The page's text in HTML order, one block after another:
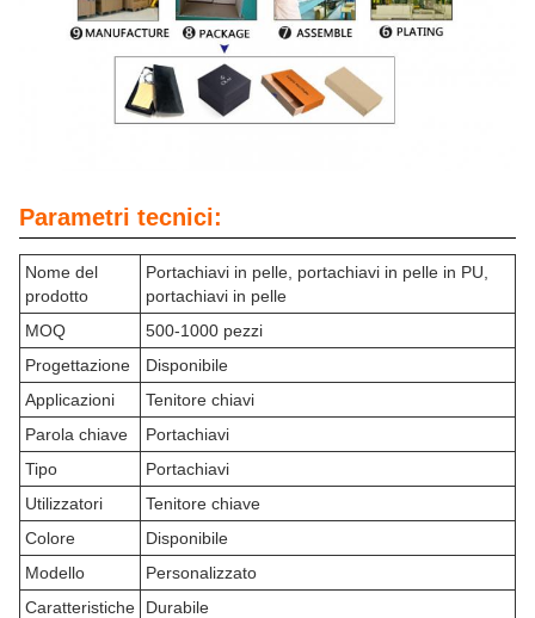
Parametri tecnici:
Nome del
prodotto
Portachiavi in pelle, portachiavi in pelle in PU,
portachiavi in pelle
MOQ
500-1000 pezzi
Progettazione
Disponibile
Applicazioni
Tenitore chiavi
Parola chiave
Portachiavi
Tipo
Portachiavi
Utilizzatori
Tenitore chiave
Colore
Disponibile
Modello
Personalizzato
Caratteristiche
Durabile